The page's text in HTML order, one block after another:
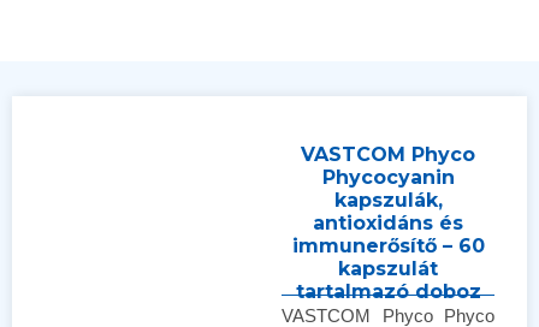
VASTCOM Phyco
Phycocyanin
kapszulák,
antioxidáns és
immunerősítő – 60
kapszulát
tartalmazó doboz
VASTCOM Phyco Phyco